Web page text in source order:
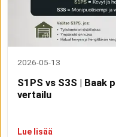
2026-05-13
S1PS vs S3S | Baak
vertailu
Lue lisää